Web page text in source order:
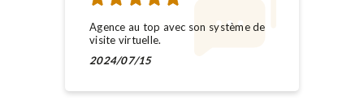
Agence au top avec son système de
visite virtuelle.
2024/07/15